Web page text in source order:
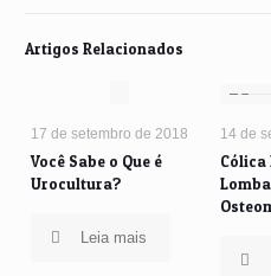
Artigos Relacionados
17 de setembro de 2018
Você Sabe o Que é
Urocultura?
Leia mais
14 de
Cólica